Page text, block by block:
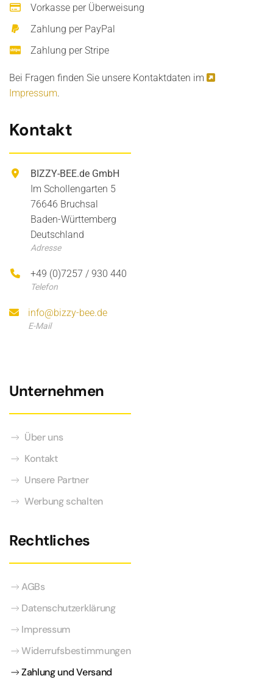
Vorkasse per Überweisung
Zahlung per PayPal
Zahlung per Stripe
Bei Fragen finden Sie unsere Kontaktdaten im
Impressum.
Kontakt
BIZZY-BEE.de GmbH
Im Schollengarten 5
76646 Bruchsal
Baden-Württemberg
Deutschland
Adresse
+49 (0)7257 / 930 440
Telefon
info@bizzy-bee.de
E-Mail
Unternehmen
Über uns
Kontakt
Unsere Partner
Werbung schalten
Rechtliches
AGBs
Datenschutzerklärung
Impressum
Widerrufsbestimmungen
Zahlung und Versand